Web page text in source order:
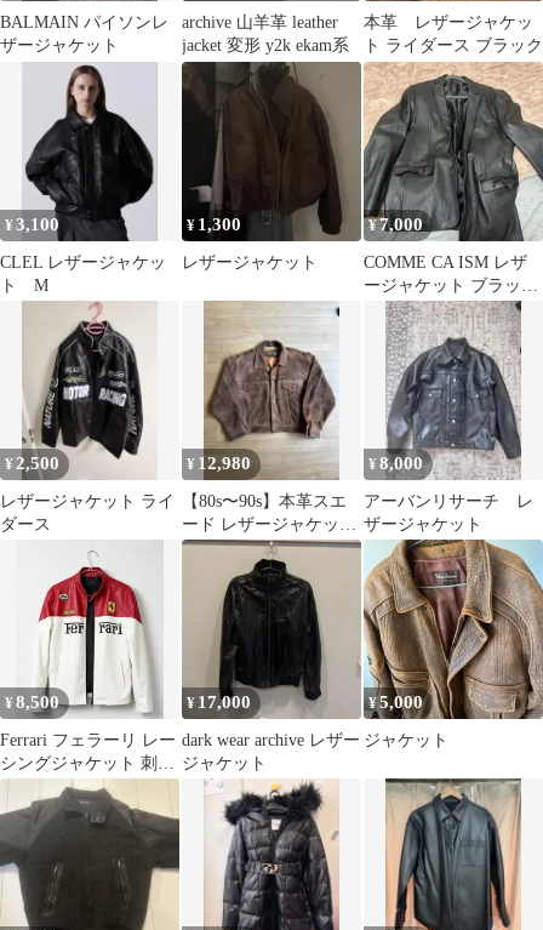
BALMAIN パイソンレ
ザージャケット
archive 山羊革 leather
jacket 変形 y2k ekam系
本革 レザージャケッ
ト ライダース ブラック
¥3,100
CLEL レザージャケッ
ト M
¥ 1,300
レザージャケット
¥7,000
COMME CA ISM レザ
ージャケット ブラック
Lサイズ
¥ 2,500
レザージャケット ライ
ダース
¥ 12,980
【80s〜90s】本革スエ
ード レザージャケット
3rd型 短丈 バイカー ボ
¥8,000
アーバンリサーチ レ
ザージャケット
¥8,500
Ferrari フェラーリ レー
シングジャケット 刺繍
PUレザージャケット
¥ 17,000
dark wear archive レザー
ジャケット
¥5,000
ジャケット